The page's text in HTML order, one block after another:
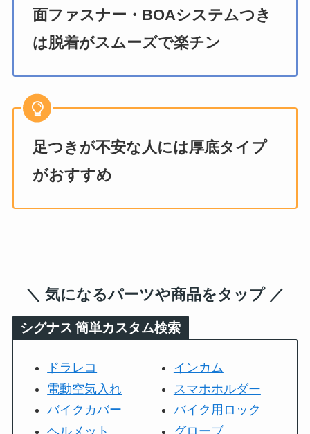
面ファスナー・BOAシステムつき
は脱着がスムーズで楽チン
足つきが不安な人には厚底タイプ
がおすすめ
＼ 気になるパーツや商品をタップ ／
シグナス 簡単カスタム検索
ドラレコ
電動空気入れ
バイクカバー
ヘルメット
インカム
スマホホルダー
バイク用ロック
グローブ